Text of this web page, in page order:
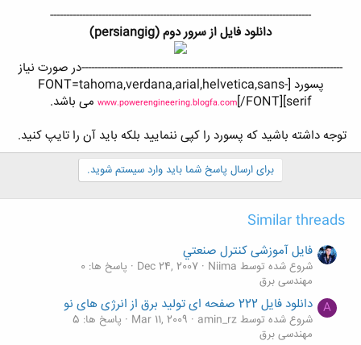
و
ع
---------------------------------------------------------------------------------
دانلود فايل از سرور دوم (persiangig)
---------------------------------------------------------------------------------در صورت نیاز
پسورد [FONT=tahoma,verdana,arial,helvetica,sans-
serif]
www.powerengineering.blogfa.com[/FONT] می باشد.
توجه داشته باشید که پسورد را کپی ننمایید بلکه باید آن را تایپ کنید.
برای ارسال پاسخ شما باید وارد سیستم شوید.
Similar threads
فایل آموزشی كنترل صنعتي
شروع شده توسط Niima Dec 24, 2007
پاسخ ها: 0
مهندسی برق
A دانلود فایل 222 صفحه ای تولید برق از انرژی های نو
شروع شده توسط amin_rz Mar 11, 2009
پاسخ ها: 5
مهندسی برق